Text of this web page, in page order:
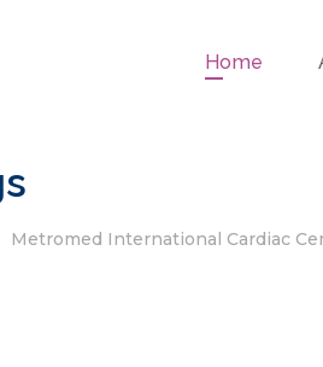
Home
Metromed International Cardiac